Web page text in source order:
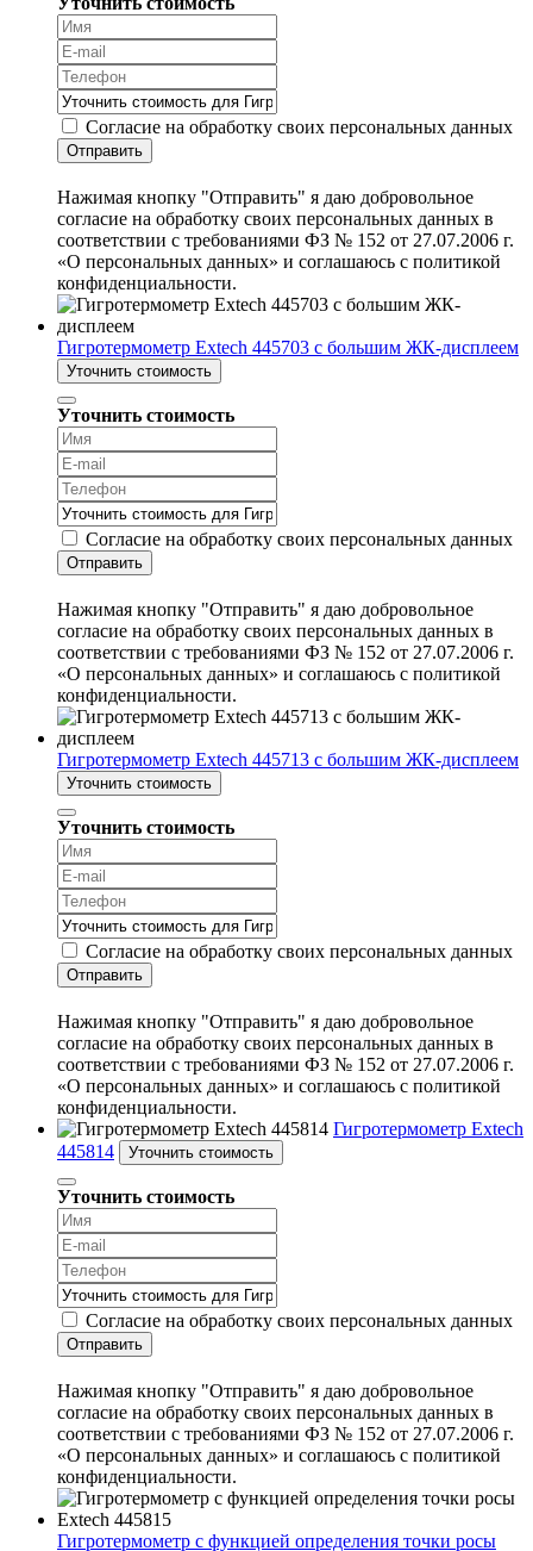
Согласие на обработку своих персональных данных
Отправить
Нажимая кнопку "Отправить" я даю добровольное
согласие на обработку своих персональных данных в
соответствии с требованиями ФЗ № 152 от 27.07.2006 г.
«О персональных данных» и соглашаюсь с политикой
конфиденциальности.
Гигротермометр Extech 445703 с большим ЖК-дисплеем
Уточнить стоимость
Уточнить стоимость
Согласие на обработку своих персональных данных
Отправить
Нажимая кнопку "Отправить" я даю добровольное
согласие на обработку своих персональных данных в
соответствии с требованиями ФЗ № 152 от 27.07.2006 г.
«О персональных данных» и соглашаюсь с политикой
конфиденциальности.
Гигротермометр Extech 445713 с большим ЖК-дисплеем
Уточнить стоимость
Уточнить стоимость
Согласие на обработку своих персональных данных
Отправить
Нажимая кнопку "Отправить" я даю добровольное
согласие на обработку своих персональных данных в
соответствии с требованиями ФЗ № 152 от 27.07.2006 г.
«О персональных данных» и соглашаюсь с политикой
конфиденциальности.
Гигротермометр Extech
445814
Уточнить стоимость
Уточнить стоимость
Согласие на обработку своих персональных данных
Отправить
Нажимая кнопку "Отправить" я даю добровольное
согласие на обработку своих персональных данных в
соответствии с требованиями ФЗ № 152 от 27.07.2006 г.
«О персональных данных» и соглашаюсь с политикой
конфиденциальности.
Гигротермометр с функцией определения точки росы